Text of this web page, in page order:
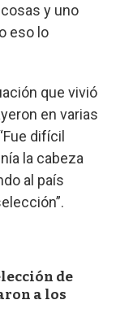
y uno
eso lo
que vivió
en varias
difícil
la cabeza
al país
de
a los